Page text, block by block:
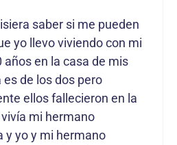
saber si me pueden
yo llevo viviendo con mi
en la casa de mis
de los dos pero
ellos fallecieron en la
mi hermano
y yo y mi hermano